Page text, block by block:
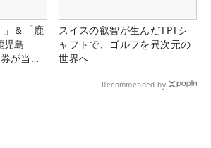
」＆「鹿
児島
が当た
スイスの叡智が生んだTPTシ
ャフトで、ゴルフを異次元の
世界へ
Recommended by